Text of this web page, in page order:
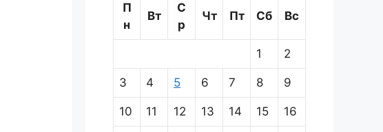
П
н
Вт
С
р
Чт Пт Сб Вс
1 2
3 4 5 6 7 8 9
10 11 12 13 14 15 16